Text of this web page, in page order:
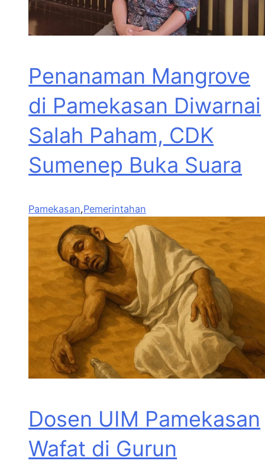
Penanaman Mangrove
di Pamekasan Diwarnai
Salah Paham, CDK
Sumenep Buka Suara
Pamekasan,Pemerintahan
Dosen UIM Pamekasan
Wafat di Gurun